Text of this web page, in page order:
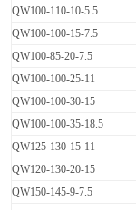
QW100-110-10-5.5
QW100-100-15-7.5
QW100-85-20-7.5
QW100-100-25-11
QW100-100-30-15
QW100-100-35-18.5
QW125-130-15-11
QW120-130-20-15
QW150-145-9-7.5